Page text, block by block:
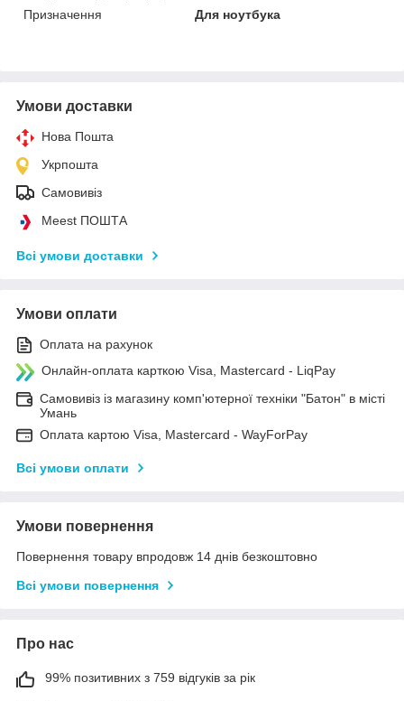
Призначення
Для ноутбука
Умови доставки
Нова Пошта
Укрпошта
Самовивіз
Meest ПОШТА
Всі умови доставки
Умови оплати
Оплата на рахунок
Онлайн-оплата карткою Visa, Mastercard - LiqPay
Самовивіз із магазину комп'ютерної техніки "Батон" в місті
Умань
Оплата картою Visa, Mastercard - WayForPay
Всі умови оплати
Умови повернення
Повернення товару впродовж 14 днів безкоштовно
Всі умови повернення
Про нас
99% позитивних з 759 відгуків за рік